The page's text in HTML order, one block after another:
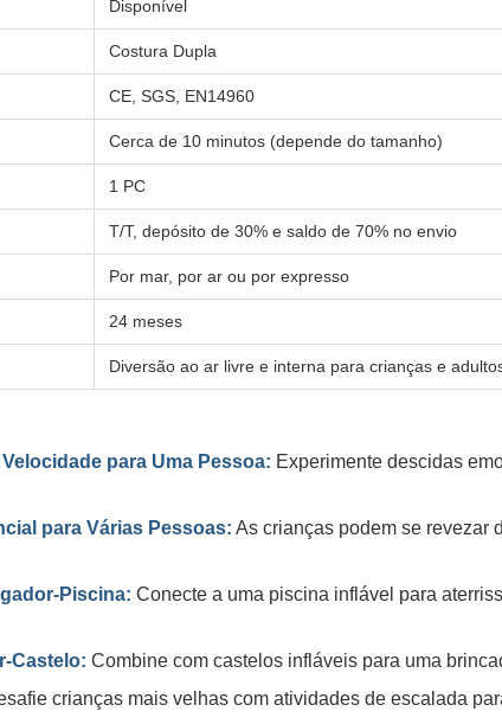
Disponível
Costura Dupla
CE, SGS, EN14960
Cerca de 10 minutos (depende do tamanho)
1 PC
T/T, depósito de 30% e saldo de 70% no envio
Por mar, por ar ou por expresso
24 meses
Diversão ao ar livre e interna para crianças e
para Uma Pessoa: Experimente descidas
para Várias Pessoas: As crianças podem se revezar
Piscina: Conecte a uma piscina inflável para
Castelo: Combine com castelos infláveis para uma
crianças mais velhas com atividades de escalada